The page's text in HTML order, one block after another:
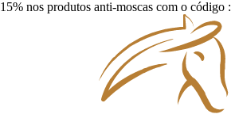
15% nos produtos anti-moscas com o código :